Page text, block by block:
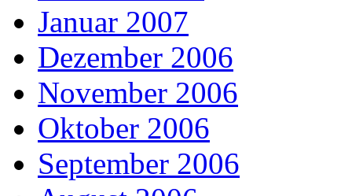
Januar 2007
Dezember 2006
November 2006
Oktober 2006
September 2006